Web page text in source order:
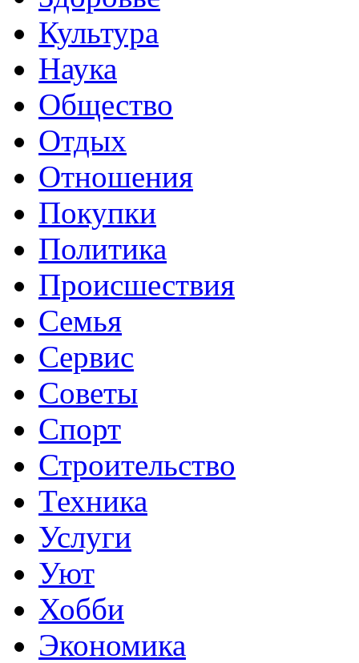
Культура
Наука
Общество
Отдых
Отношения
Покупки
Политика
Происшествия
Семья
Сервис
Советы
Спорт
Строительство
Техника
Услуги
Уют
Хобби
Экономика